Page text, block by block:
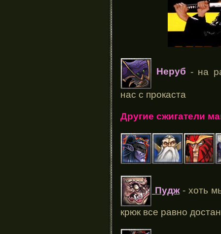
Неруб - на
нас с прокаста
Другие сжигатели
Пудж- хоть
крюк все равно